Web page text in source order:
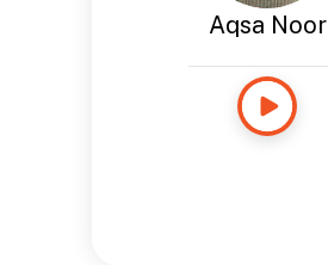
Aqsa Noor